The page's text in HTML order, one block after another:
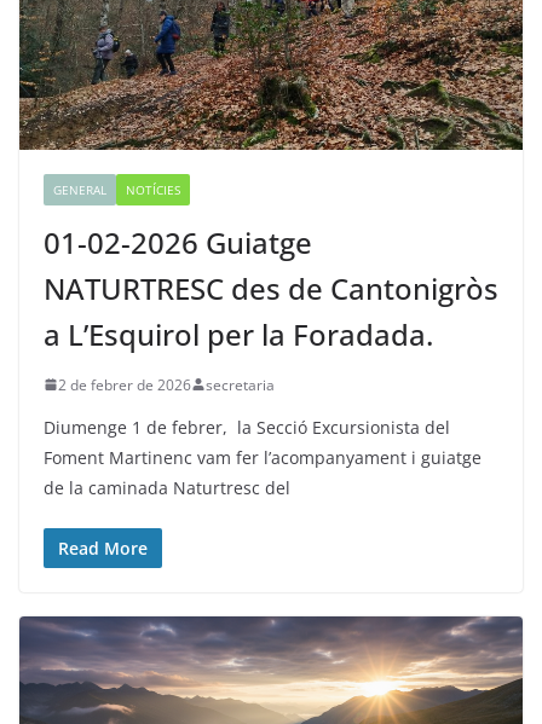
GENERAL NOTÍCIES
01-02-2026 Guiatge
NATURTRESC des de Cantonigròs
a L’Esquirol per la Foradada.
2 de febrer de 2026 secretaria
Diumenge 1 de febrer, la Secció Excursionista del
Foment Martinenc vam fer l’acompanyament i guiatge
de la caminada Naturtresc del
Read More